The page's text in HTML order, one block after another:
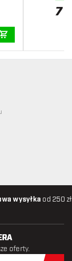
7
wysyłka od 250
klienta niedostępna
oferty.